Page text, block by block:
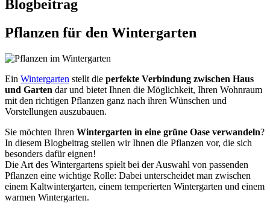
Blogbeitrag
Pflanzen für den Wintergarten
Ein Wintergarten stellt die perfekte Verbindung zwischen Haus
und Garten dar und bietet Ihnen die Möglichkeit, Ihren Wohnraum
mit den richtigen Pflanzen ganz nach ihren Wünschen und
Vorstellungen auszubauen.
Sie möchten Ihren Wintergarten in eine grüne Oase verwandeln?
In diesem Blogbeitrag stellen wir Ihnen die Pflanzen vor, die sich
besonders dafür eignen!
Die Art des Wintergartens spielt bei der Auswahl von passenden
Pflanzen eine wichtige Rolle: Dabei unterscheidet man zwischen
einem Kaltwintergarten, einem temperierten Wintergarten und einem
warmen Wintergarten.